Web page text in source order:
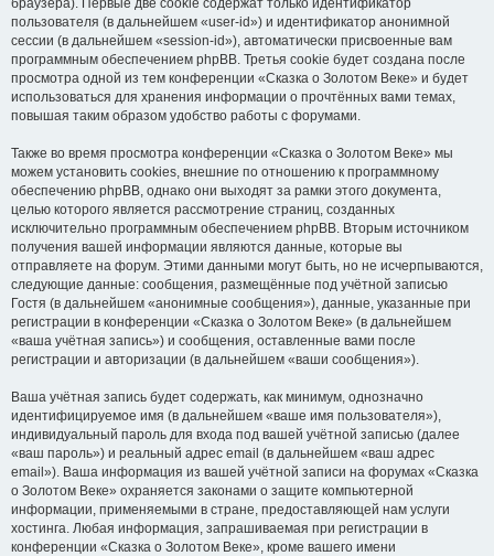
браузера). Первые две cookie содержат только идентификатор
пользователя (в дальнейшем «user-id») и идентификатор анонимной
сессии (в дальнейшем «session-id»), автоматически присвоенные вам
программным обеспечением phpBB. Третья cookie будет создана после
просмотра одной из тем конференции «Сказка о Золотом Веке» и будет
использоваться для хранения информации о прочтённых вами темах,
повышая таким образом удобство работы с форумами.
Также во время просмотра конференции «Сказка о Золотом Веке» мы
можем установить cookies, внешние по отношению к программному
обеспечению phpBB, однако они выходят за рамки этого документа,
целью которого является рассмотрение страниц, созданных
исключительно программным обеспечением phpBB. Вторым источником
получения вашей информации являются данные, которые вы
отправляете на форум. Этими данными могут быть, но не исчерпываются,
следующие данные: сообщения, размещённые под учётной записью
Гостя (в дальнейшем «анонимные сообщения»), данные, указанные при
регистрации в конференции «Сказка о Золотом Веке» (в дальнейшем
«ваша учётная запись») и сообщения, оставленные вами после
регистрации и авторизации (в дальнейшем «ваши сообщения»).
Ваша учётная запись будет содержать, как минимум, однозначно
идентифицируемое имя (в дальнейшем «ваше имя пользователя»),
индивидуальный пароль для входа под вашей учётной записью (далее
«ваш пароль») и реальный адрес email (в дальнейшем «ваш адрес
email»). Ваша информация из вашей учётной записи на форумах «Сказка
о Золотом Веке» охраняется законами о защите компьютерной
информации, применяемыми в стране, предоставляющей нам услуги
хостинга. Любая информация, запрашиваемая при регистрации в
конференции «Сказка о Золотом Веке», кроме вашего имени